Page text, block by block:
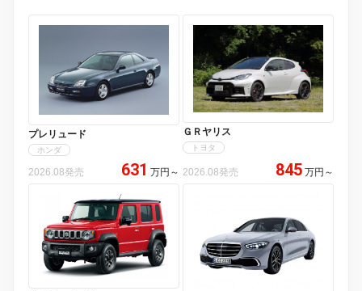
プレリュード
ホンダ
2026.08発売 631 万円 ～
ＧＲヤリス
トヨタ
2026.08発売 845 万円 ～